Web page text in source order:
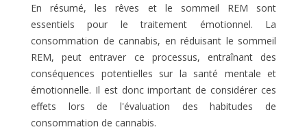
En résumé, les rêves et le sommeil REM sont
essentiels pour le traitement émotionnel. La
consommation de cannabis, en réduisant le sommeil
REM, peut entraver ce processus, entraînant des
conséquences potentielles sur la santé mentale et
émotionnelle. Il est donc important de considérer ces
effets lors de l'évaluation des habitudes de
consommation de cannabis.